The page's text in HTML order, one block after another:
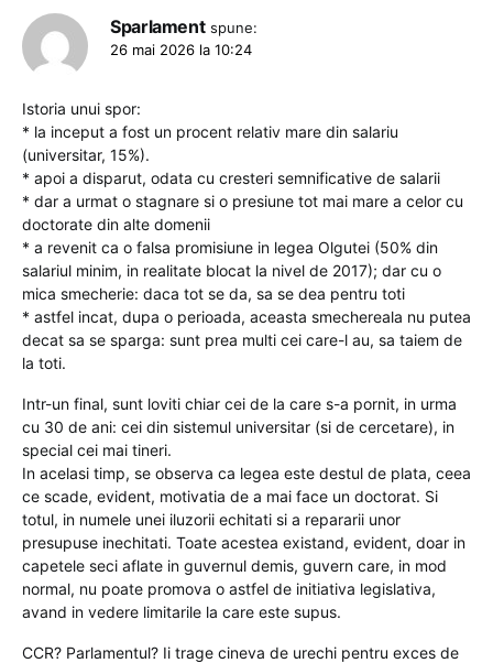
Sparlament spune:
26 mai 2026 la 10:24
Istoria unui spor:
* la inceput a fost un procent relativ mare din salariu
(universitar, 15%).
* apoi a disparut, odata cu cresteri semnificative de salarii
* dar a urmat o stagnare si o presiune tot mai mare a celor cu
doctorate din alte domenii
* a revenit ca o falsa promisiune in legea Olgutei (50% din
salariul minim, in realitate blocat la nivel de 2017); dar cu o
mica smecherie: daca tot se da, sa se dea pentru toti
* astfel incat, dupa o perioada, aceasta smechereala nu putea
decat sa se sparga: sunt prea multi cei care-l au, sa taiem de
la toti.
Intr-un final, sunt loviti chiar cei de la care s-a pornit, in urma
cu 30 de ani: cei din sistemul universitar (si de cercetare), in
special cei mai tineri.
In acelasi timp, se observa ca legea este destul de plata, ceea
ce scade, evident, motivatia de a mai face un doctorat. Si
totul, in numele unei iluzorii echitati si a repararii unor
presupuse inechitati. Toate acestea existand, evident, doar in
capetele seci aflate in guvernul demis, guvern care, in mod
normal, nu poate promova o astfel de initiativa legislativa,
avand in vedere limitarile la care este supus.
CCR? Parlamentul? Ii trage cineva de urechi pentru exces de